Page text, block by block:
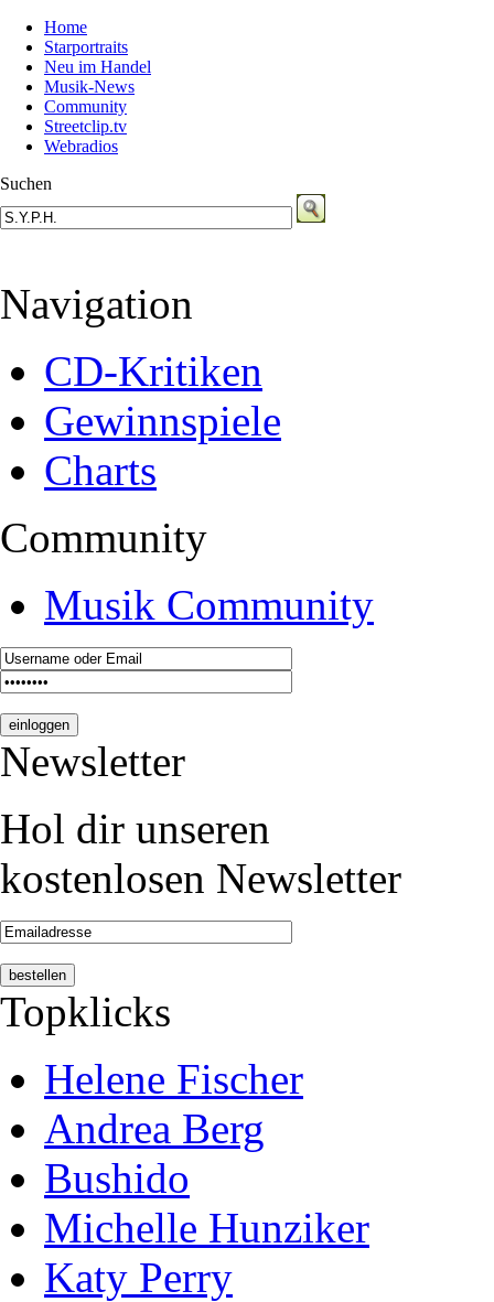
Home
Starportraits
Neu im Handel
Musik-News
Community
Streetclip.tv
Webradios
Suchen
Navigation
CD-Kritiken
Gewinnspiele
Charts
Community
Musik Community
Newsletter
Hol dir unseren
kostenlosen Newsletter
Topklicks
Helene Fischer
Andrea Berg
Bushido
Michelle Hunziker
Katy Perry